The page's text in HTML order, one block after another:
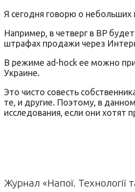
Я сегодня говорю о небольших
Например, в четверг в ВР
штрафах продажи через
В режиме ad-hock ее можно
Украине.
Это чисто совесть
те, и другие. Поэтому, в
исследования, если они хотят
Журнал «Напої. Технології